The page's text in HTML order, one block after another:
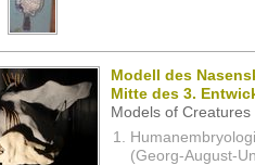
Modell des
Mitte des 3.
Models of
(Georg-August-